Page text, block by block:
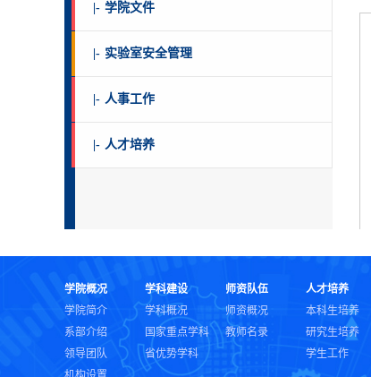
|- 学院文件
|- 实验室安全管理
|- 人事工作
|- 人才培养
学院概况
学院简介
系部介绍
领导团队
学科建设
学科概况
国家重点学科
省优势学科
师资队伍
师资概况
教师名录
人才培养
本科生培养
研究生培养
学生工作